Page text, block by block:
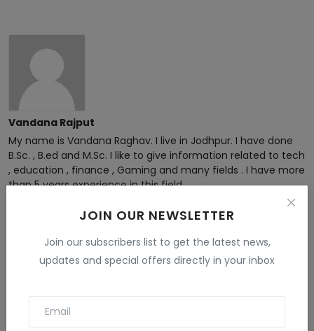
JOIN OUR NEWSLETTER
Join our subscribers list to get the latest news,
updates and special offers directly in your inbox
Vandana Rajput
My name is Vandana Raghav. I live in Jodhpur. I have done
B.Sc. , B.ed and M.Sc. I like to give information related to tech
, education , finance , Gaming and many fields . I have more
than 5 years experience in this field.